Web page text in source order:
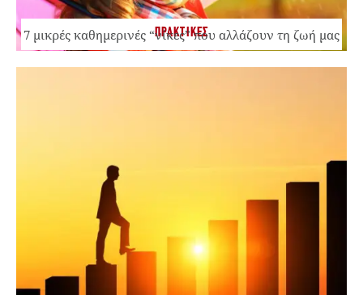
ΠΡΑΚΤΙΚΕΣ
7 μικρές καθημερινές “νίκες” που αλλάζουν τη ζωή μας